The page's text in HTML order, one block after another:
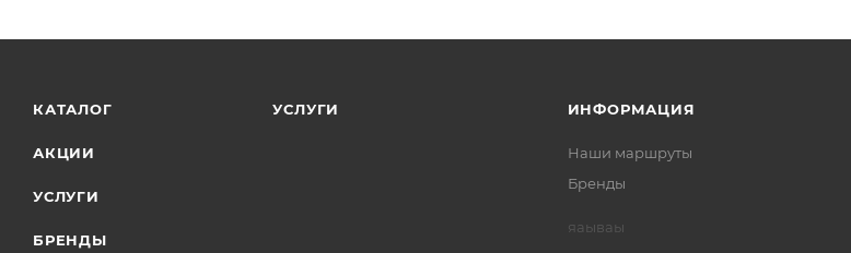
КАТАЛОГ
АКЦИИ
УСЛУГИ
БРЕНДЫ
УСЛУГИ ИНФОРМАЦИЯ
Наши маршруты
Бренды
яаываы